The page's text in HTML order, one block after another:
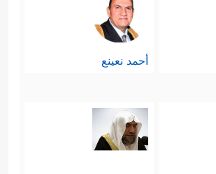
أحمد نعينع